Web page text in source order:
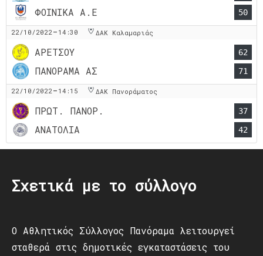
ΦΟΙΝΙΚΑ Α.Ε 50
22/10/2022 - 14:30 ΔΑΚ Καλαμαριάς
ΑΡΕΤΣΟΥ 62
ΠΑΝΟΡΑΜΑ ΑΣ 71
22/10/2022 - 14:15 ΔΑΚ Πανοράματος
ΠΡΩΤ. ΠΑΝΟΡ. 37
ΑΝΑΤΟΛΙΑ 42
Σχετικά με το σύλλογο
Ο Αθλητικός Σύλλογος Πανόραμα λειτουργεί
σταθερά στις δημοτικές εγκαταστάσεις του